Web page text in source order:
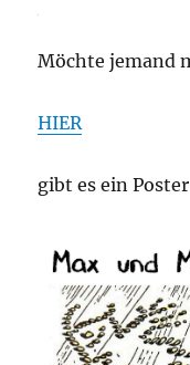
Möchte jemand
HIER
gibt es ein